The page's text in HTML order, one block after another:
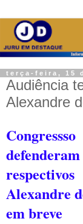
terça-feira, 15
Audiência
Alexandre
Alexandre
em breve